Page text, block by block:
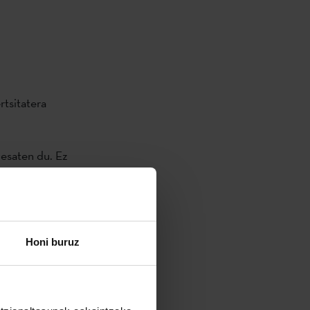
Honi buruz
du. Ez
du. “Zer
baina ez